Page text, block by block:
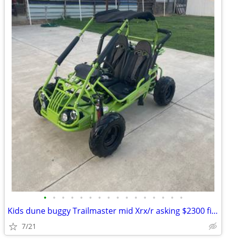
• • • • • • • • • • • • • • • •
Kids dune buggy Trailmaster mid Xrx/r asking $2300 firm price Precio F
7/21